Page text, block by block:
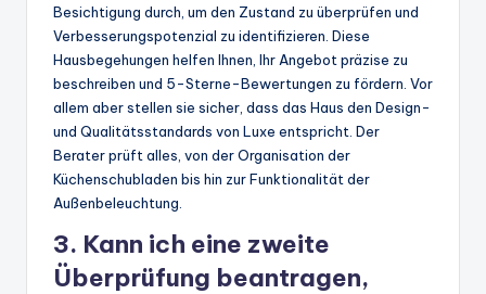
Besichtigung durch, um den Zustand zu überprüfen und
Verbesserungspotenzial zu identifizieren. Diese
Hausbegehungen helfen Ihnen, Ihr Angebot präzise zu
beschreiben und 5-Sterne-Bewertungen zu fördern. Vor
allem aber stellen sie sicher, dass das Haus den Design-
und Qualitätsstandards von Luxe entspricht. Der
Berater prüft alles, von der Organisation der
Küchenschubladen bis hin zur Funktionalität der
Außenbeleuchtung.
3. Kann ich eine zweite
Überprüfung beantragen,